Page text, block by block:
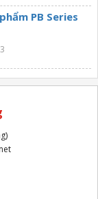
PB Series